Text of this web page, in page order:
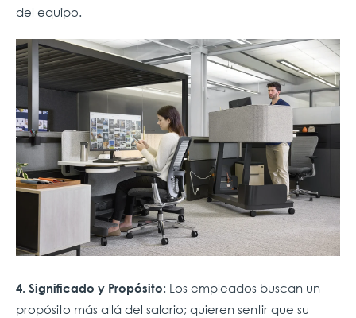
del equipo.
4. Significado y Propósito: Los empleados buscan un
propósito más allá del salario; quieren sentir que su